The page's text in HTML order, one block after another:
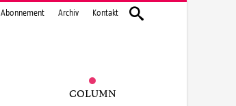
Abonnement Archiv Kontakt
COLUMN